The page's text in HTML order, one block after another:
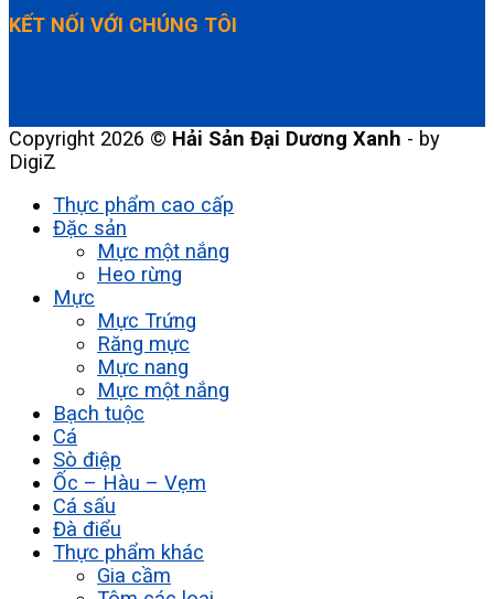
KẾT NỐI VỚI CHÚNG TÔI
Copyright 2026 © Hải Sản Đại Dương Xanh - by
DigiZ
Thực phẩm cao cấp
Đặc sản
Mực một nắng
Heo rừng
Mực
Mực Trứng
Răng mực
Mực nang
Mực một nắng
Bạch tuộc
Cá
Sò điệp
Ốc – Hàu – Vẹm
Cá sấu
Đà điểu
Thực phẩm khác
Gia cầm